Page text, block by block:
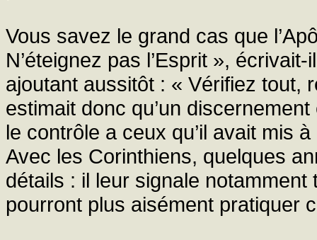
Vous savez le grand cas que
N’éteignez pas l’Esprit »,
ajoutant aussitôt : « Vérifiez tout,
estimait donc qu’un
le contrôle a ceux qu’il avait mis
Avec les Corinthiens, quelques
détails : il leur signale
pourront plus aisément pratiquer